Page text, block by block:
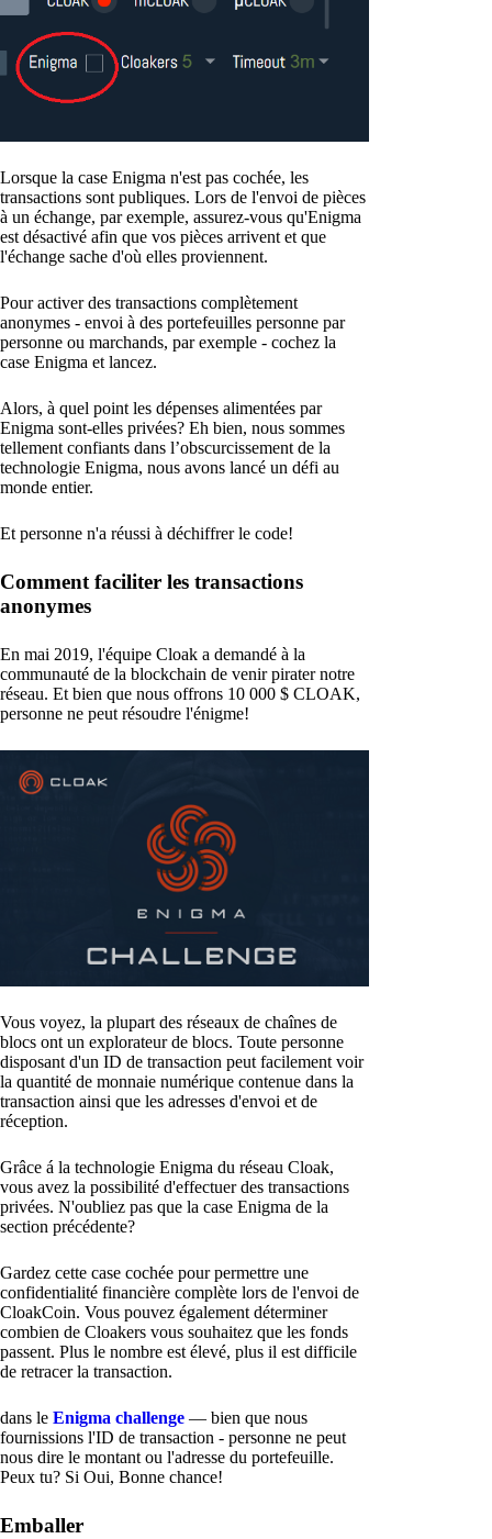
Lorsque la case Enigma n'est pas cochée, les
transactions sont publiques. Lors de l'envoi de pièces
à un échange, par exemple, assurez-vous qu'Enigma
est désactivé afin que vos pièces arrivent et que
l'échange sache d'où elles proviennent.
Pour activer des transactions complètement
anonymes - envoi à des portefeuilles personne par
personne ou marchands, par exemple - cochez la
case Enigma et lancez.
Alors, à quel point les dépenses alimentées par
Enigma sont-elles privées? Eh bien, nous sommes
tellement confiants dans l’obscurcissement de la
technologie Enigma, nous avons lancé un défi au
monde entier.
Et personne n'a réussi à déchiffrer le code!
Comment faciliter les transactions
anonymes
En mai 2019, l'équipe Cloak a demandé à la
communauté de la blockchain de venir pirater notre
réseau. Et bien que nous offrons 10 000 $ CLOAK,
personne ne peut résoudre l'énigme!
Vous voyez, la plupart des réseaux de chaînes de
blocs ont un explorateur de blocs. Toute personne
disposant d'un ID de transaction peut facilement voir
la quantité de monnaie numérique contenue dans la
transaction ainsi que les adresses d'envoi et de
réception.
Grâce á la technologie Enigma du réseau Cloak,
vous avez la possibilité d'effectuer des transactions
privées. N'oubliez pas que la case Enigma de la
section précédente?
Gardez cette case cochée pour permettre une
confidentialité financière complète lors de l'envoi de
CloakCoin. Vous pouvez également déterminer
combien de Cloakers vous souhaitez que les fonds
passent. Plus le nombre est élevé, plus il est difficile
de retracer la transaction.
dans le Enigma challenge — bien que nous
fournissions l'ID de transaction - personne ne peut
nous dire le montant ou l'adresse du portefeuille.
Peux tu? Si Oui, Bonne chance!
Emballer